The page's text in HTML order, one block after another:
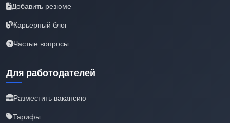
Добавить резюме
Карьерный блог
Частые вопросы
Для работодателей
Разместить вакансию
Тарифы